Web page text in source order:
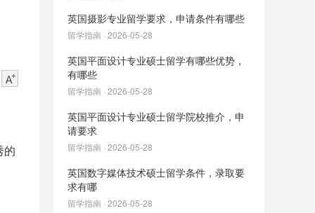
的
英国摄影专业留学要求，申请条件有哪些
留学指南 · 2026-05-28
英国平面设计专业硕士留学有哪些优势，
有哪些
留学指南 · 2026-05-28
英国平面设计专业硕士留学院校推介，申
请要求
留学指南 · 2026-05-28
英国数字媒体技术硕士留学条件，录取要
求有哪
留学指南 · 2026-05-28